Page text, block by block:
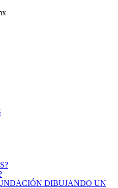
DIBUJANDO UN